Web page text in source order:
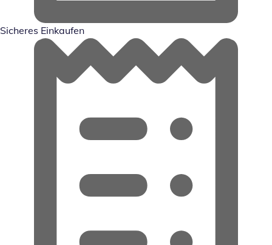
Sicheres Einkaufen